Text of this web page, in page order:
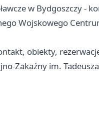
w Bydgoszczy -
Wojskowego
obiekty,
Zakaźny im.